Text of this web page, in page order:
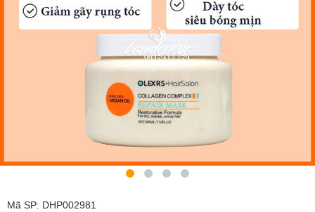
Mã SP: DHP002981